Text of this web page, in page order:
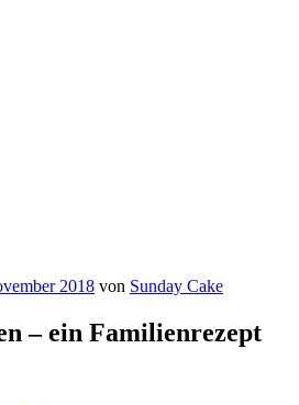
2018 von Sunday Cake
– ein Familienrezept